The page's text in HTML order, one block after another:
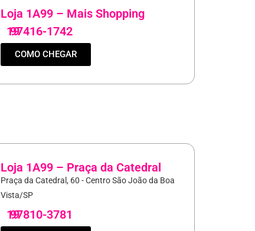
Loja 1A99 – Mais Shopping
19
97416-1742
COMO CHEGAR
Loja 1A99 – Praça da Catedral
Praça da Catedral, 60 - Centro São João da Boa
Vista/SP
19
97810-3781